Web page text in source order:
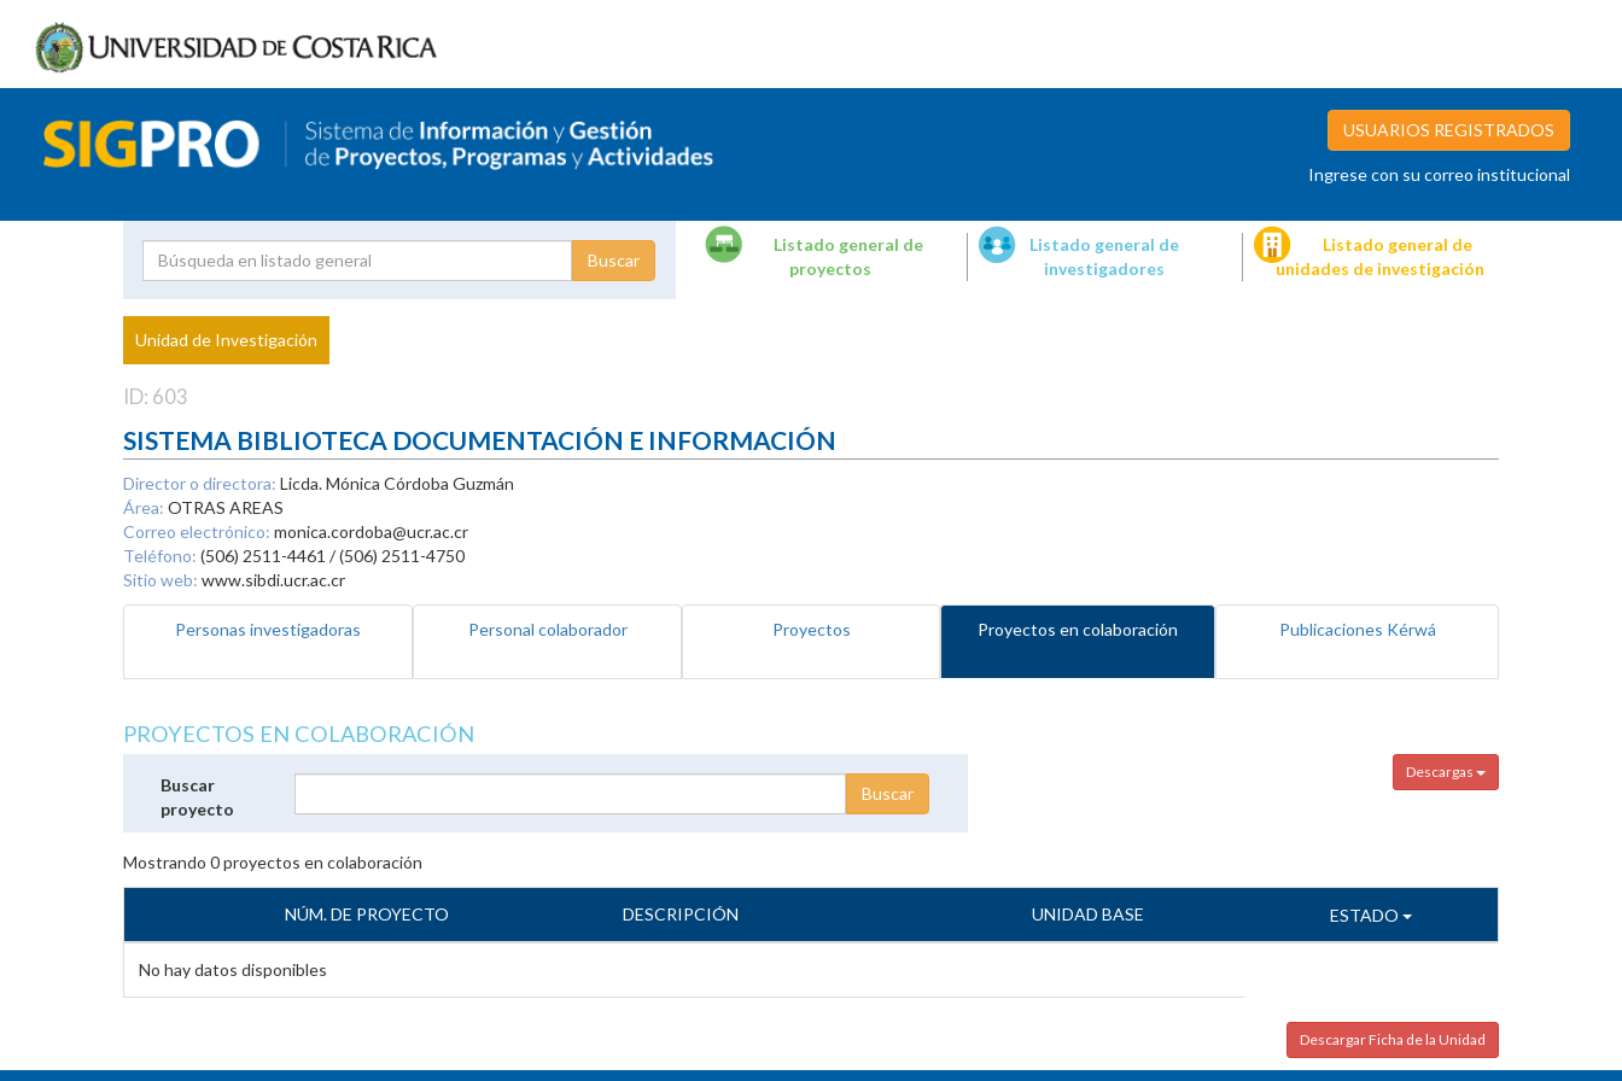
USUARIOS REGISTRADOS
Ingrese con su correo institucional
Proyecto
Investigador
Listado general de
proyectos
Listado general de
investigadores
Listado general de
unidades de investigación
Unidad de Investigación
ID: 603
SISTEMA BIBLIOTECA DOCUMENTACIÓN E INFORMACIÓN
Director o directora: Licda. Mónica Córdoba Guzmán
Área: OTRAS AREAS
Correo electrónico: monica.cordoba@ucr.ac.cr
Teléfono: (506) 2511-4461 / (506) 2511-4750
Sitio web: www.sibdi.ucr.ac.cr
Personas investigadoras Personal colaborador Proyectos Proyectos en colaboración Publicaciones Kérwá
PROYECTOS EN COLABORACIÓN
Descargas
Buscar
proyecto
Mostrando 0proyectos en colaboración
NÚM. DE PROYECTO DESCRIPCIÓN UNIDAD BASE ESTADO
No hay datos disponibles
Descargar Ficha de la Unidad